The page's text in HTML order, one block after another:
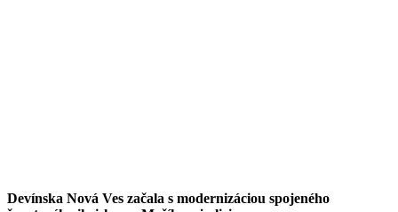
Devínska Nová Ves začala s modernizáciou spojeného